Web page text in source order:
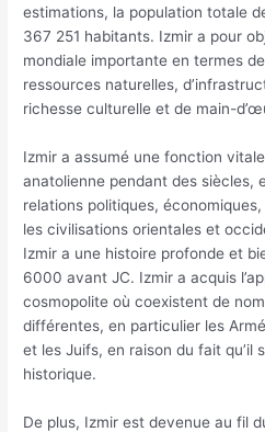
estimations, la population totale
367 251 habitants. Izmir a pour
mondiale importante en termes
ressources naturelles,
richesse culturelle et de main-
Izmir a assumé une fonction
anatolienne pendant des siècles,
relations politiques,
les civilisations orientales et
Izmir a une histoire profonde et
6000 avant JC. Izmir a acquis
cosmopolite où coexistent de
différentes, en particulier les
et les Juifs, en raison du fait qu’il
historique.
De plus, Izmir est devenue au fil